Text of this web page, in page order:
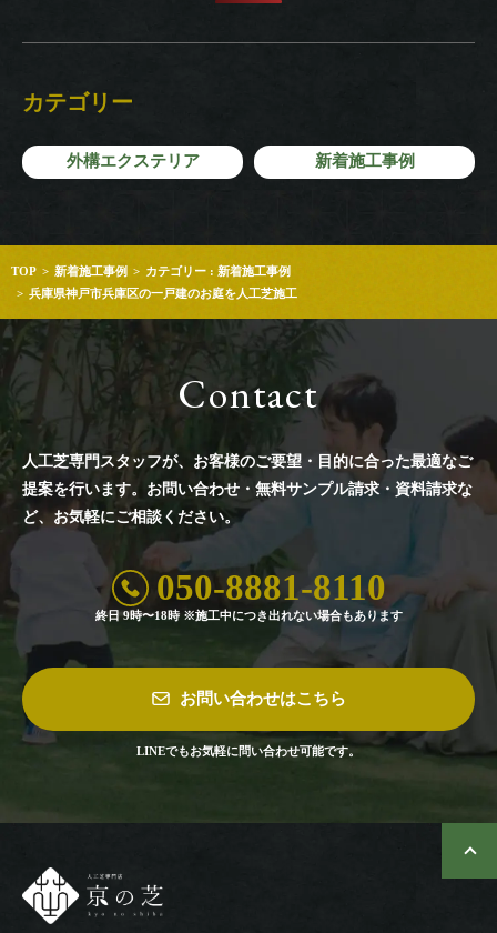
カテゴリー
外構エクステリア 新着施工事例
TOP 新着施工事例
カテゴリー : 新着施工事例
兵庫県神戸市兵庫区の一戸建のお庭を人工芝施工
Contact
人工芝専門スタッフが、お客様のご要望・目的に合った最適なご
提案を行います。 お問い合わせ・無料サンプル請求・資料請求な
ど、お気軽にご相談ください。
050-8881-8110
終日 9時〜18時 ※施工中につき出れない場合もあります
お問い合わせはこちら
LINEでもお気軽に問い合わせ可能です。